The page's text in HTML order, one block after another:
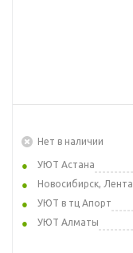
Нет в наличии
УЮТ Астана
Новосибирск, Лента
УЮТ в тц Апорт
УЮТ Алматы